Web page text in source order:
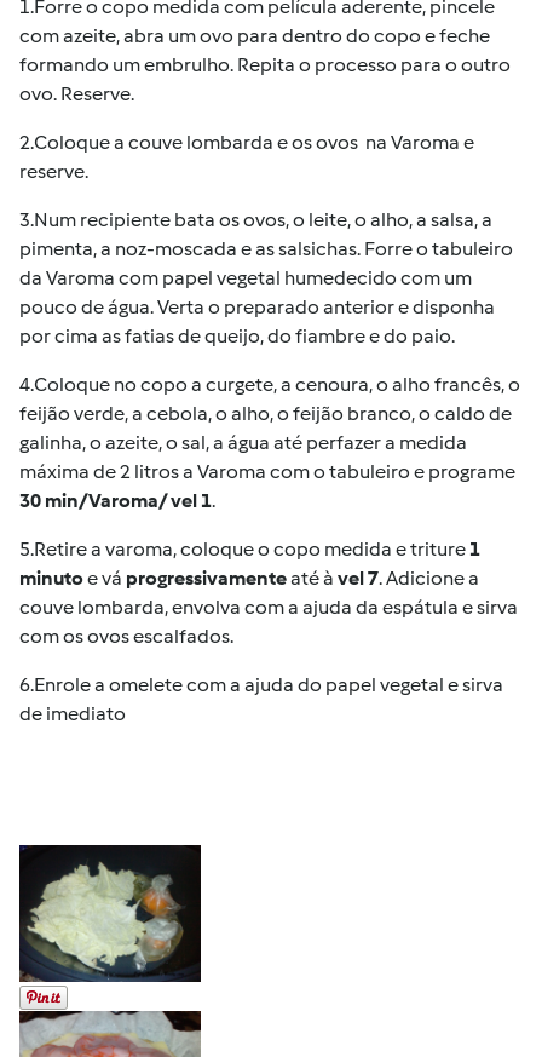
1.Forre o copo medida com película aderente, pincele
com azeite, abra um ovo para dentro do copo e feche
formando um embrulho. Repita o processo para o outro
ovo. Reserve.
2.Coloque a couve lombarda e os ovos na Varoma e
reserve.
3.Num recipiente bata os ovos, o leite, o alho, a salsa, a
pimenta, a noz-moscada e as salsichas. Forre o tabuleiro
da Varoma com papel vegetal humedecido com um
pouco de água. Verta o preparado anterior e disponha
por cima as fatias de queijo, do fiambre e do paio.
4.Coloque no copo a curgete, a cenoura, o alho francês, o
feijão verde, a cebola, o alho, o feijão branco, o caldo de
galinha, o azeite, o sal, a água até perfazer a medida
máxima de 2 litros a Varoma com o tabuleiro e programe
30 min/Varoma/ vel 1.
5.Retire a varoma, coloque o copo medida e triture 1
minutoe vá progressivamenteaté à vel 7. Adicione a
couve lombarda, envolva com a ajuda da espátula e sirva
com os ovos escalfados.
6.Enrole a omelete com a ajuda do papel vegetal e sirva
de imediato